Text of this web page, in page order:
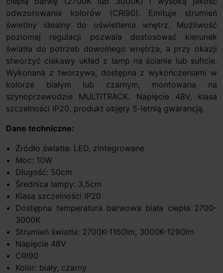
odwzorowania kolorów (CRI90). Emituje strumień
świetlny idealny do oświetlenia wnętrz. Możliwość
poziomej regulacji pozwala dostosować kierunek
światła do potrzeb dowolnego wnętrza, a przy okazji
stworzyć ciekawy układ z lamp na ścianie lub suficie.
Wykonana z tworzywa, dostępna z wykończeniami w
kolorze białym lub czarnym, montowana na
szynoprzewodzie MULTITRACK. Napięcie 48V, klasa
szczelności IP20, produkt objęty 5-letnią gwarancją.
Dane techniczne:
Źródło światła: LED, zintegrowane
Moc: 10W
Długość: 50cm
Średnica lampy: 3,5cm
Klasa szczelności IP20
Dostępna temperatura barwowa biała ciepła 2700-
3000K
Strumień światła: 2700K-1160lm, 3000K-1290lm
Napięcie 48V
CRI90
Kolor: biały, czarny